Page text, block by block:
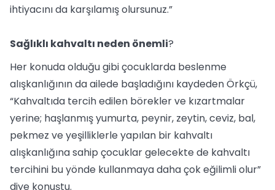
ihtiyacını da karşılamış olursunuz.”
Sağlıklı kahvaltı neden önemli?
Her konuda olduğu gibi çocuklarda beslenme
alışkanlığının da ailede başladığını kaydeden Örkçü,
“Kahvaltıda tercih edilen börekler ve kızartmalar
yerine; haşlanmış yumurta, peynir, zeytin, ceviz, bal,
pekmez ve yeşilliklerle yapılan bir kahvaltı
alışkanlığına sahip çocuklar gelecekte de kahvaltı
tercihini bu yönde kullanmaya daha çok eğilimli olur”
diye konuştu.